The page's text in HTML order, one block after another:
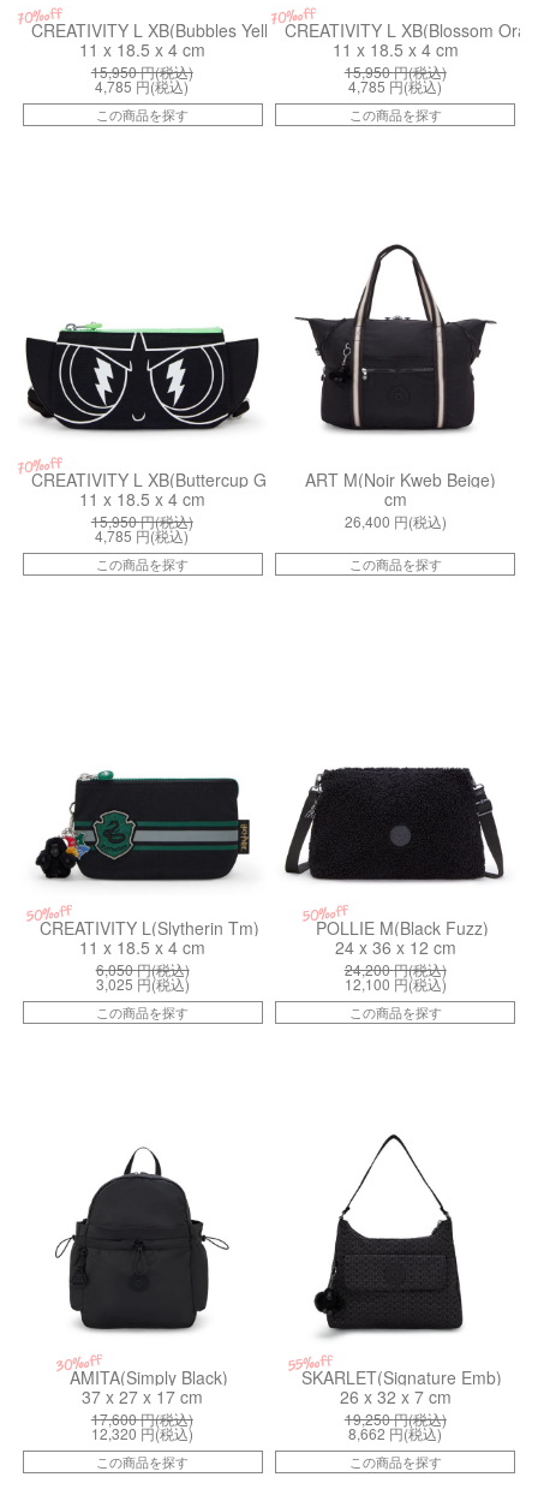
70%off
CREATIVITY L XB(Bubbles Yellow)
11 x 18.5 x 4 cm
15,950円(税込)
4,785 円(税込)
この商品を探す
70%off
CREATIVITY L XB(Blossom
11 x 18.5 x 4 cm
15,950円(税込)
4,785 円(税込)
この商品を探す
70%off
CREATIVITY L XB(Buttercup Green)
11 x 18.5 x 4 cm
15,950円(税込)
4,785 円(税込)
この商品を探す
ART M(Noir Kweb Beige)
cm
26,400 円(税込)
この商品を探す
50%off
CREATIVITY L(Slytherin Tm)
11 x 18.5 x 4 cm
6,050円(税込)
3,025 円(税込)
この商品を探す
50%off
POLLIE M(Black Fuzz)
24 x 36 x 12 cm
24,200円(税込)
12,100 円(税込)
この商品を探す
30%off
AMITA(Simply Black)
37 x 27 x 17 cm
17,600円(税込)
12,320 円(税込)
この商品を探す
55%off
SKARLET(Signature Emb)
26 x 32 x 7 cm
19,250円(税込)
8,662 円(税込)
この商品を探す